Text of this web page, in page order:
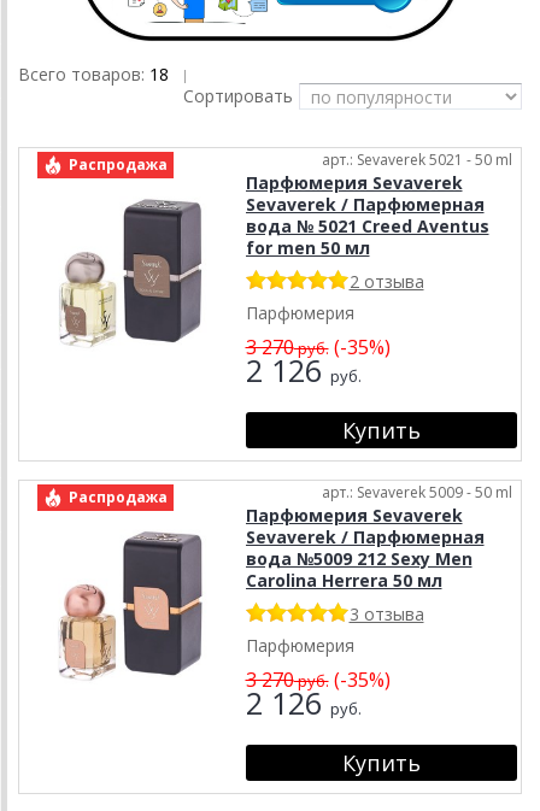
Всего товаров: 18 |
Сортировать
Распродажа арт.: Sevaverek 5021 - 50 ml
Парфюмерия Sevaverek
Sevaverek / Парфюмерная
вода № 5021 Creed Aventus
for men 50 мл
2 отзыва
Парфюмерия
3 270руб.(-35%)
2 126 руб.
Распродажа арт.: Sevaverek 5009 - 50 ml
Парфюмерия Sevaverek
Sevaverek / Парфюмерная
вода №5009 212 Sexy Men
Carolina Herrera 50 мл
3 отзыва
Парфюмерия
3 270руб.(-35%)
2 126 руб.